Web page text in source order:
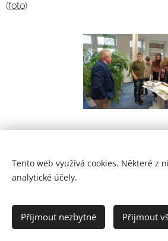
(foto)
Cookies
Tento web využívá cookies. Některé z
analytické účely.
Přijmout nezbytné Přijmout